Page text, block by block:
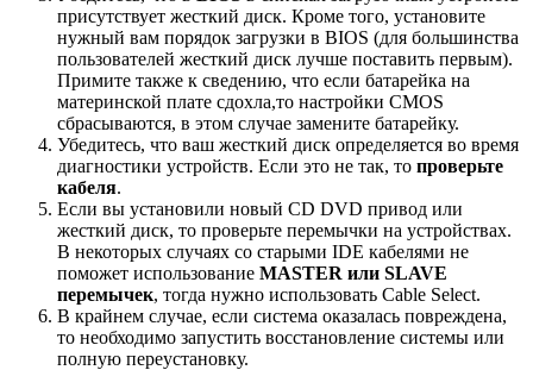
присутствует жесткий диск. Кроме того, установите
нужный вам порядок загрузки в BIOS (для большинства
пользователей жесткий диск лучше поставить первым).
Примите также к сведению, что если батарейка на
материнской плате сдохла,то настройки CMOS
сбрасываются, в этом случае замените батарейку.
Убедитесь, что ваш жесткий диск определяется во время
диагностики устройств. Если это не так, то проверьте
кабеля.
Если вы установили новый CD DVD привод или
жесткий диск, то проверьте перемычки на устройствах.
В некоторых случаях со старыми IDE кабелями не
поможет использование MASTER или SLAVE
перемычек, тогда нужно использовать Cable Select.
В крайнем случае, если система оказалась повреждена,
то необходимо запустить восстановление системы или
полную переустановку.